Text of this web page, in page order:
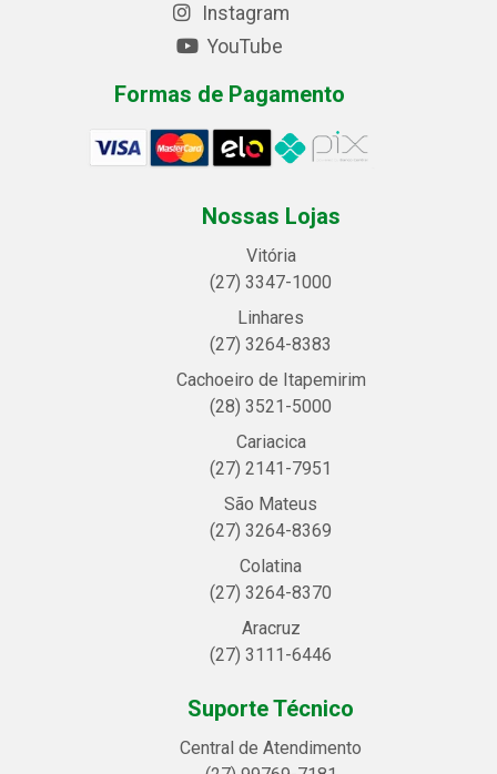
Instagram
YouTube
Formas de Pagamento
Nossas Lojas
Vitória
(27) 3347-1000
Linhares
(27) 3264-8383
Cachoeiro de Itapemirim
(28) 3521-5000
Cariacica
(27) 2141-7951
São Mateus
(27) 3264-8369
Colatina
(27) 3264-8370
Aracruz
(27) 3111-6446
Suporte Técnico
Central de Atendimento